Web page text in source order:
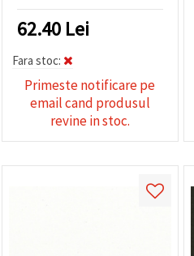
62.40 Lei
Fara stoc:
Primeste notificare pe
email cand produsul
revine in stoc.